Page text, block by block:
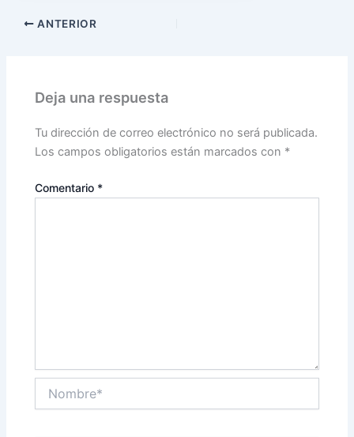
ANTERIOR
Deja una respuesta
Tu dirección de correo electrónico no será publicada.
Los campos obligatorios están marcados con *
Comentario *